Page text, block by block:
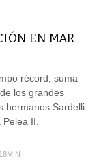
EN MAR
récord, suma
los grandes
hermanos Sardelli
II.